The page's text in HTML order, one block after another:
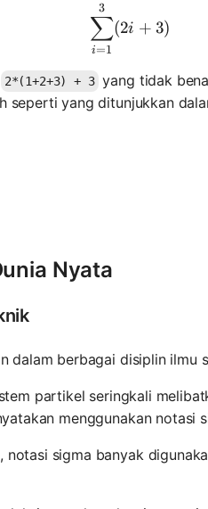
i=1
∑
3
(2i + 3)
2*(1+2+3) + 3 yang tidak
seperti yang ditunjukkan
Nyata
dalam berbagai disiplin ilmu
partikel seringkali
menggunakan notasi
notasi sigma banyak